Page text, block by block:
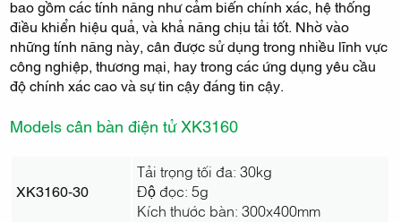
bao gồm các tính năng như cảm biến chính xác, hệ thống
điều khiển hiệu quả, và khả năng chịu tải tốt. Nhờ vào
những tính năng này, cân được sử dụng trong nhiều lĩnh vực
công nghiệp, thương mại, hay trong các ứng dụng yêu cầu
độ chính xác cao và sự tin cậy đáng tin cậy.
Models cân bàn điện tử XK3160
XK3160-30
Tải trọng tối đa: 30kg
Độ đọc: 5g
Kích thước bàn: 300x400mm